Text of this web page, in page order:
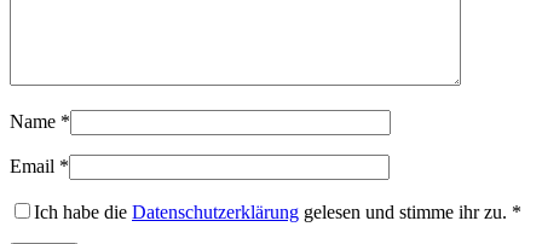
Name *
Email *
Ich habe die Datenschutzerklärung gelesen und stimme ihr zu. *